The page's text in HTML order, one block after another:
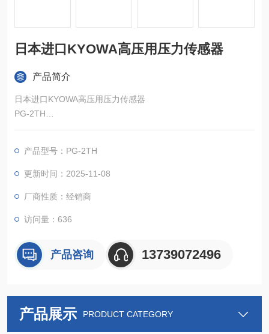
日本进口KYOWA高压用压力传感器
产品简介
日本进口KYOWA高压用压力传感器
PG-2TH
采用内部封闭惰性气体的气密防水构造的高压用压力传感器。
温度补偿范围：-10～70℃
产品型号：PG-2TH
更新时间：2025-11-08
厂商性质：经销商
访问量：636
产品咨询 13739072496
产品展示 PRODUCT CATEGORY